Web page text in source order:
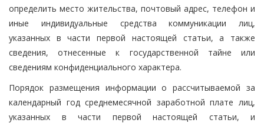
определить место жительства, почтовый адрес, телефон и
иные индивидуальные средства коммуникации лиц,
указанных в части первой настоящей статьи, а также
сведения, отнесенные к государственной тайне или
сведениям конфиденциального характера.
Порядок размещения информации о рассчитываемой за
календарный год среднемесячной заработной плате лиц,
указанных в части первой настоящей статьи, и